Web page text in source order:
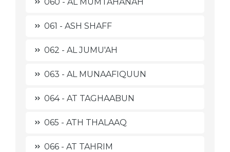
061 - ASH SHAFF
062 - AL JUMU'AH
063 - AL MUNAAFIQUUN
064 - AT TAGHAABUN
065 - ATH THALAAQ
066 - AT TAHRIM